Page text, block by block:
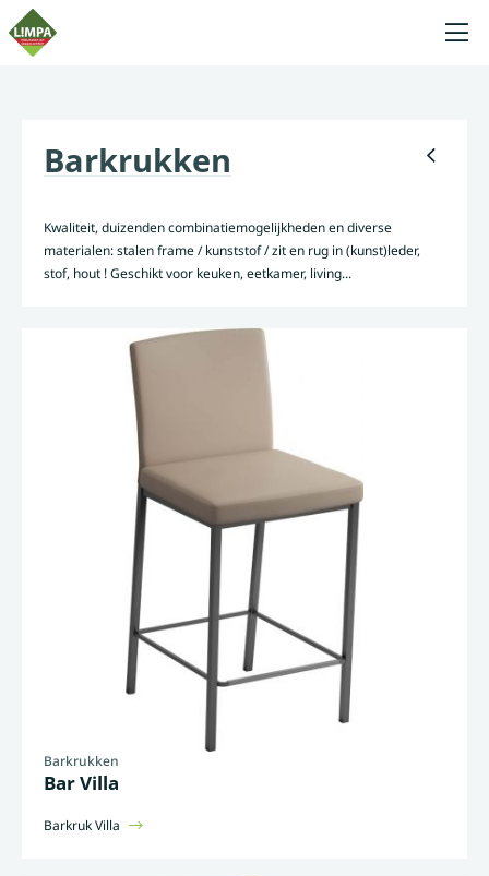
Barkrukken
Kwaliteit, duizenden combinatiemogelijkheden en diverse
materialen: stalen frame / kunststof / zit en rug in (kunst)leder,
stof, hout ! Geschikt voor keuken, eetkamer, living...
Barkrukken
Bar Villa
Barkruk Villa